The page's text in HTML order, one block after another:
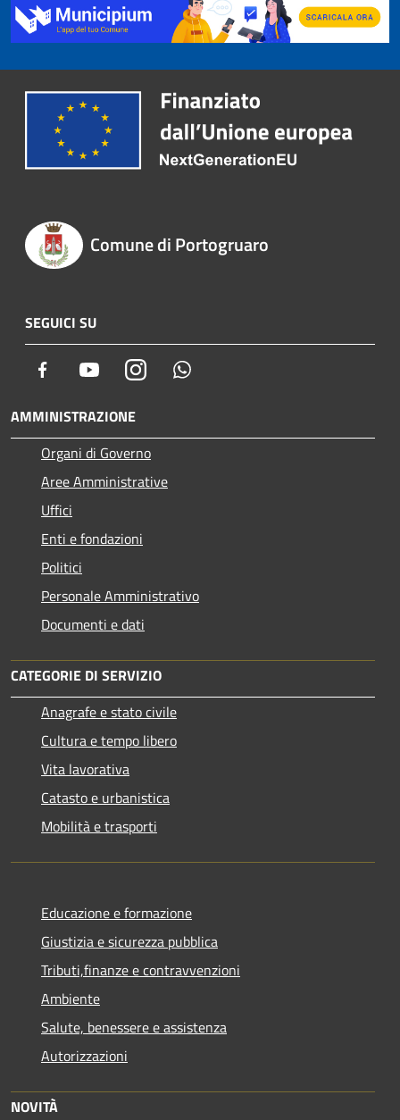
Comune di Portogruaro
SEGUICI SU
Facebook YoutubeInstagram
AMMINISTRAZIONE
Organi di Governo
Aree Amministrative
Uffici
Enti e fondazioni
Politici
Personale Amministrativo
Documenti e dati
CATEGORIE DI SERVIZIO
Anagrafe e stato civile
Cultura e tempo libero
Vita lavorativa
Catasto e urbanistica
Mobilità e trasporti
Educazione e formazione
Giustizia e sicurezza pubblica
Tributi,finanze e contravvenzioni
Ambiente
Salute, benessere e assistenza
Autorizzazioni
NOVITÀ